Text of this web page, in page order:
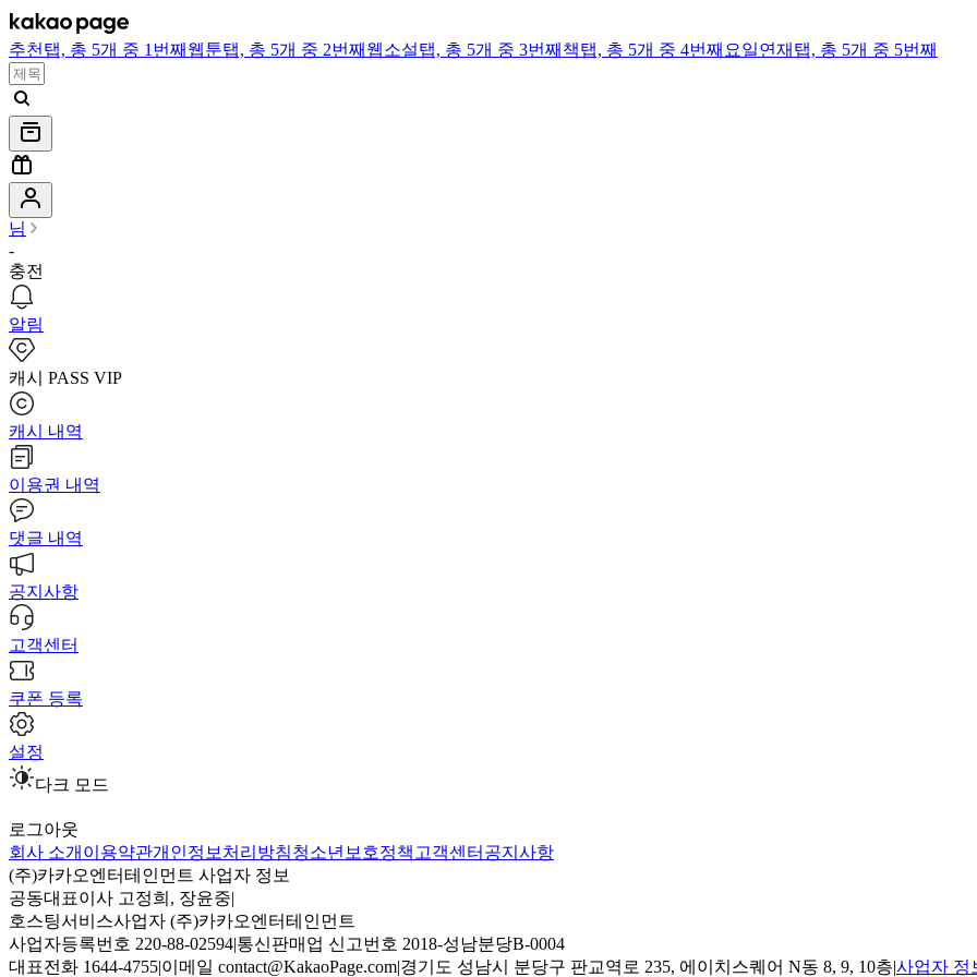
추천 탭, 총 5개 중 1번째 웹툰탭, 총 5개 중 2번째 웹소설탭, 총 5개 중 3번째 책탭, 총 5개 중 4번째 요일연재 탭, 총 5개 중 5번째
님
-
충전
알림
캐시 PASS VIP
캐시 내역
이용권 내역
댓글 내역
공지사항
고객센터
쿠폰 등록
설정
다크 모드
로그아웃
회사 소개 이용약관개인정보처리방침청소년보호정책 고객센터 공지사항
(주)카카오엔터테인먼트 사업자 정보
공동대표이사 고정희, 장윤중|
호스팅서비스사업자 (주)카카오엔터테인먼트
사업자등록번호 220-88-02594|통신판매업 신고번호 2018-성남분당B-0004
대표전화 1644-4755|이메일 contact@KakaoPage.com|경기도 성남시 분당구 판교역로 235, 에이치스퀘어 N동 8, 9, 10층|사업자 정